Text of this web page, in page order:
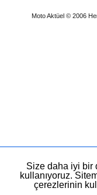
Moto Aktüel © 2006
Size daha iyi bir
kullanıyoruz.
çerezlerinin